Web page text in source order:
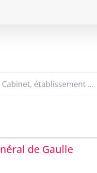
établissement ...
de Gaulle